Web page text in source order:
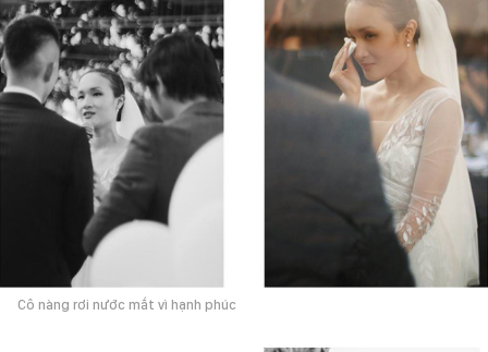
Cô nàng rơi nước mắt vì hạnh phúc